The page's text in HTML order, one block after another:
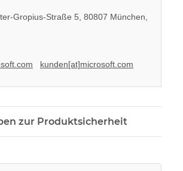
Gropius-Straße 5, 80807 München,
kunden[at]microsoft.com
zur Produktsicherheit